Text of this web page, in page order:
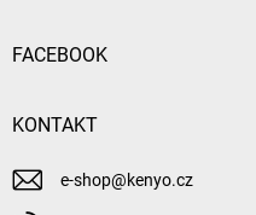
FACEBOOK
KONTAKT
e-shop@kenyo.cz